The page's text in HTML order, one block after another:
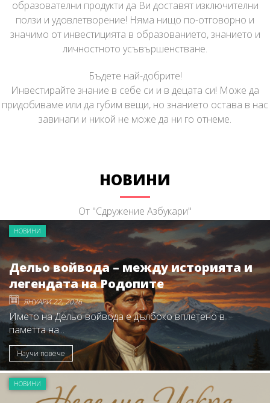
образователни продукти да Ви доставят изключителни
ползи и удовлетворение! Няма нищо по-отговорно и
значимо от инвестицията в образованието, знанието и
личностното усъвършенстване.
Бъдете най-добрите!
Инвестирайте знание в себе си и в децата си! Може да
придобиваме или да губим вещи, но знанието остава в нас
завинаги и никой не може да ни го отнеме.
НОВИНИ
От "Сдружение Азбукари"
НОВИНИ
Дельо войвода – между историята и
легендата на Родопите
ЯНУАРИ 22, 2026
Името на Дельо войвода е дълбоко вплетено в
паметта на...
Научи повече
НОВИНИ